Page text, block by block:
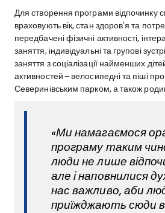
Для створення програми відпочинку
враховують вік, стан здоров’я та
передбачені фізичні активності,
заняття, індивідуальні та групові
заняття з соціалізації найменших
активностей – велосипедні та піші
Северинівським парком, а також
«Ми намагаємося
програму таким
люди не лише
але і наповнилися
нас важливо, аби
приїжджають сюди